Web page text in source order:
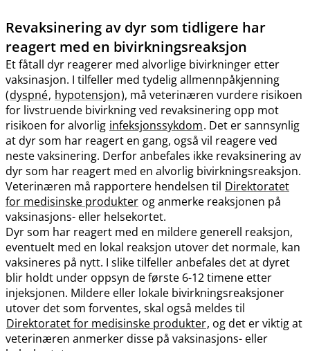
Revaksinering av dyr som tidligere har
reagert med en bivirkningsreaksjon
Et fåtall dyr reagerer med alvorlige bivirkninger etter
vaksinasjon. I tilfeller med tydelig allmennpåkjenning
(dyspné, hypotensjon), må veterinæren vurdere risikoen
for livstruende bivirkning ved revaksinering opp mot
risikoen for alvorlig infeksjonssykdom. Det er sannsynlig
at dyr som har reagert en gang, også vil reagere ved
neste vaksinering. Derfor anbefales ikke revaksinering av
dyr som har reagert med en alvorlig bivirkningsreaksjon.
Veterinæren må rapportere hendelsen til Direktoratet
for medisinske produkter og anmerke reaksjonen på
vaksinasjons- eller helsekortet.
Dyr som har reagert med en mildere generell reaksjon,
eventuelt med en lokal reaksjon utover det normale, kan
vaksineres på nytt. I slike tilfeller anbefales det at dyret
blir holdt under oppsyn de første 6-12 timene etter
injeksjonen. Mildere eller lokale bivirkningsreaksjoner
utover det som forventes, skal også meldes til
Direktoratet for medisinske produkter, og det er viktig at
veterinæren anmerker disse på vaksinasjons- eller